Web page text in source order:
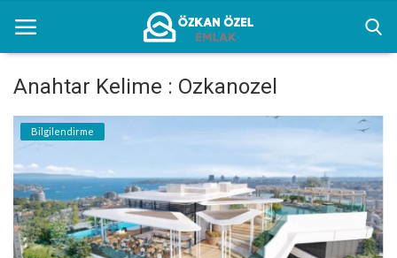
Anasayfa
Kentsel Dönüşüm Alanları
Sektörel Bilgiler
Bilgilendirme
Anahtar Kelime : Ozkanozel
Bilgilendirme